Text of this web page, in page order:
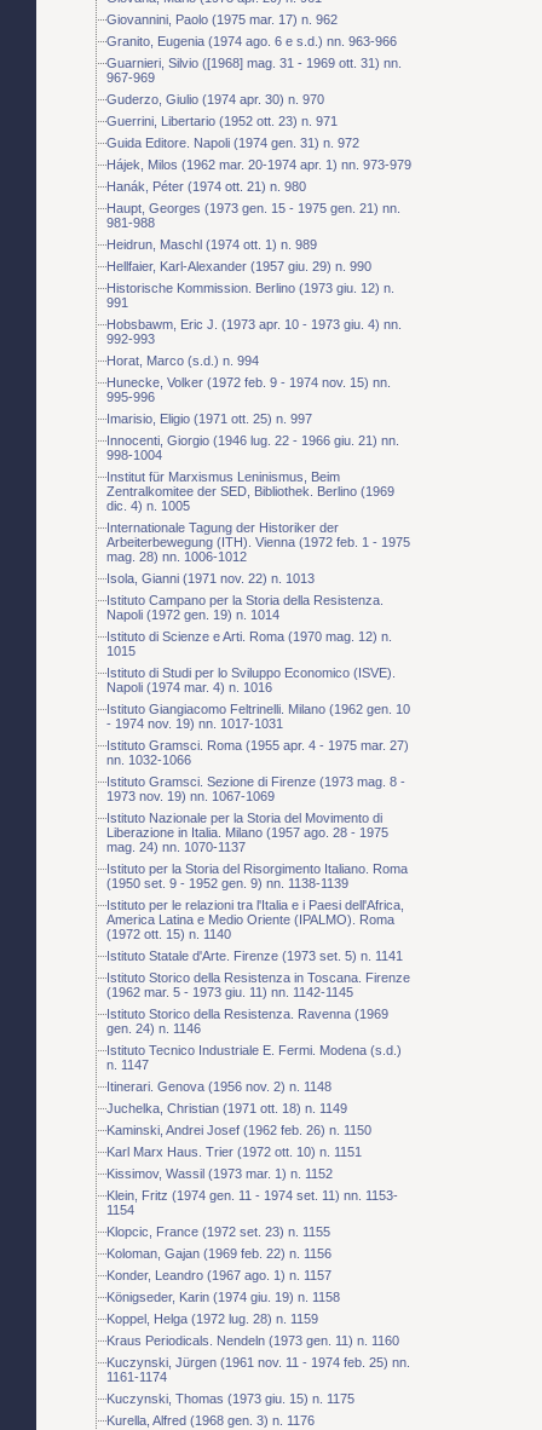
Giovannini, Paolo (1975 mar. 17) n. 962
Granito, Eugenia (1974 ago. 6 e s.d.) nn. 963-966
Guarnieri, Silvio ([1968] mag. 31 - 1969 ott. 31) nn.
967-969
Guderzo, Giulio (1974 apr. 30) n. 970
Guerrini, Libertario (1952 ott. 23) n. 971
Guida Editore. Napoli (1974 gen. 31) n. 972
Hájek, Milos (1962 mar. 20-1974 apr. 1) nn. 973-979
Hanák, Péter (1974 ott. 21) n. 980
Haupt, Georges (1973 gen. 15 - 1975 gen. 21) nn.
981-988
Heidrun, Maschl (1974 ott. 1) n. 989
Hellfaier, Karl-Alexander (1957 giu. 29) n. 990
Historische Kommission. Berlino (1973 giu. 12) n.
991
Hobsbawm, Eric J. (1973 apr. 10 - 1973 giu. 4) nn.
992-993
Horat, Marco (s.d.) n. 994
Hunecke, Volker (1972 feb. 9 - 1974 nov. 15) nn.
995-996
Imarisio, Eligio (1971 ott. 25) n. 997
Innocenti, Giorgio (1946 lug. 22 - 1966 giu. 21) nn.
998-1004
Institut für Marxismus Leninismus, Beim
Zentralkomitee der SED, Bibliothek. Berlino (1969
dic. 4) n. 1005
Internationale Tagung der Historiker der
Arbeiterbewegung (ITH). Vienna (1972 feb. 1 - 1975
mag. 28) nn. 1006-1012
Isola, Gianni (1971 nov. 22) n. 1013
Istituto Campano per la Storia della Resistenza.
Napoli (1972 gen. 19) n. 1014
Istituto di Scienze e Arti. Roma (1970 mag. 12) n.
1015
Istituto di Studi per lo Sviluppo Economico (ISVE).
Napoli (1974 mar. 4) n. 1016
Istituto Giangiacomo Feltrinelli. Milano (1962 gen. 10
- 1974 nov. 19) nn. 1017-1031
Istituto Gramsci. Roma (1955 apr. 4 - 1975 mar. 27)
nn. 1032-1066
Istituto Gramsci. Sezione di Firenze (1973 mag. 8 -
1973 nov. 19) nn. 1067-1069
Istituto Nazionale per la Storia del Movimento di
Liberazione in Italia. Milano (1957 ago. 28 - 1975
mag. 24) nn. 1070-1137
Istituto per la Storia del Risorgimento Italiano. Roma
(1950 set. 9 - 1952 gen. 9) nn. 1138-1139
Istituto per le relazioni tra l'Italia e i Paesi dell'Africa,
America Latina e Medio Oriente (IPALMO). Roma
(1972 ott. 15) n. 1140
Istituto Statale d'Arte. Firenze (1973 set. 5) n. 1141
Istituto Storico della Resistenza in Toscana. Firenze
(1962 mar. 5 - 1973 giu. 11) nn. 1142-1145
Istituto Storico della Resistenza. Ravenna (1969
gen. 24) n. 1146
Istituto Tecnico Industriale E. Fermi. Modena (s.d.)
n. 1147
Itinerari. Genova (1956 nov. 2) n. 1148
Juchelka, Christian (1971 ott. 18) n. 1149
Kaminski, Andrei Josef (1962 feb. 26) n. 1150
Karl Marx Haus. Trier (1972 ott. 10) n. 1151
Kissimov, Wassil (1973 mar. 1) n. 1152
Klein, Fritz (1974 gen. 11 - 1974 set. 11) nn. 1153-
1154
Klopcic, France (1972 set. 23) n. 1155
Koloman, Gajan (1969 feb. 22) n. 1156
Konder, Leandro (1967 ago. 1) n. 1157
Königseder, Karin (1974 giu. 19) n. 1158
Koppel, Helga (1972 lug. 28) n. 1159
Kraus Periodicals. Nendeln (1973 gen. 11) n. 1160
Kuczynski, Jürgen (1961 nov. 11 - 1974 feb. 25) nn.
1161-1174
Kuczynski, Thomas (1973 giu. 15) n. 1175
Kurella, Alfred (1968 gen. 3) n. 1176